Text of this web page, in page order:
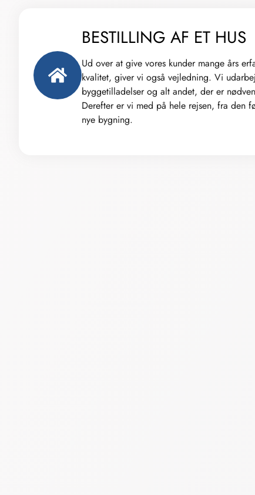
BESTILLING AF ET HUS
Ud over at give vores kunder mange års
kvalitet, giver vi også vejledning. Vi
byggetilladelser og alt andet, der er
Derefter er vi med på hele rejsen, fra den
nye bygning.